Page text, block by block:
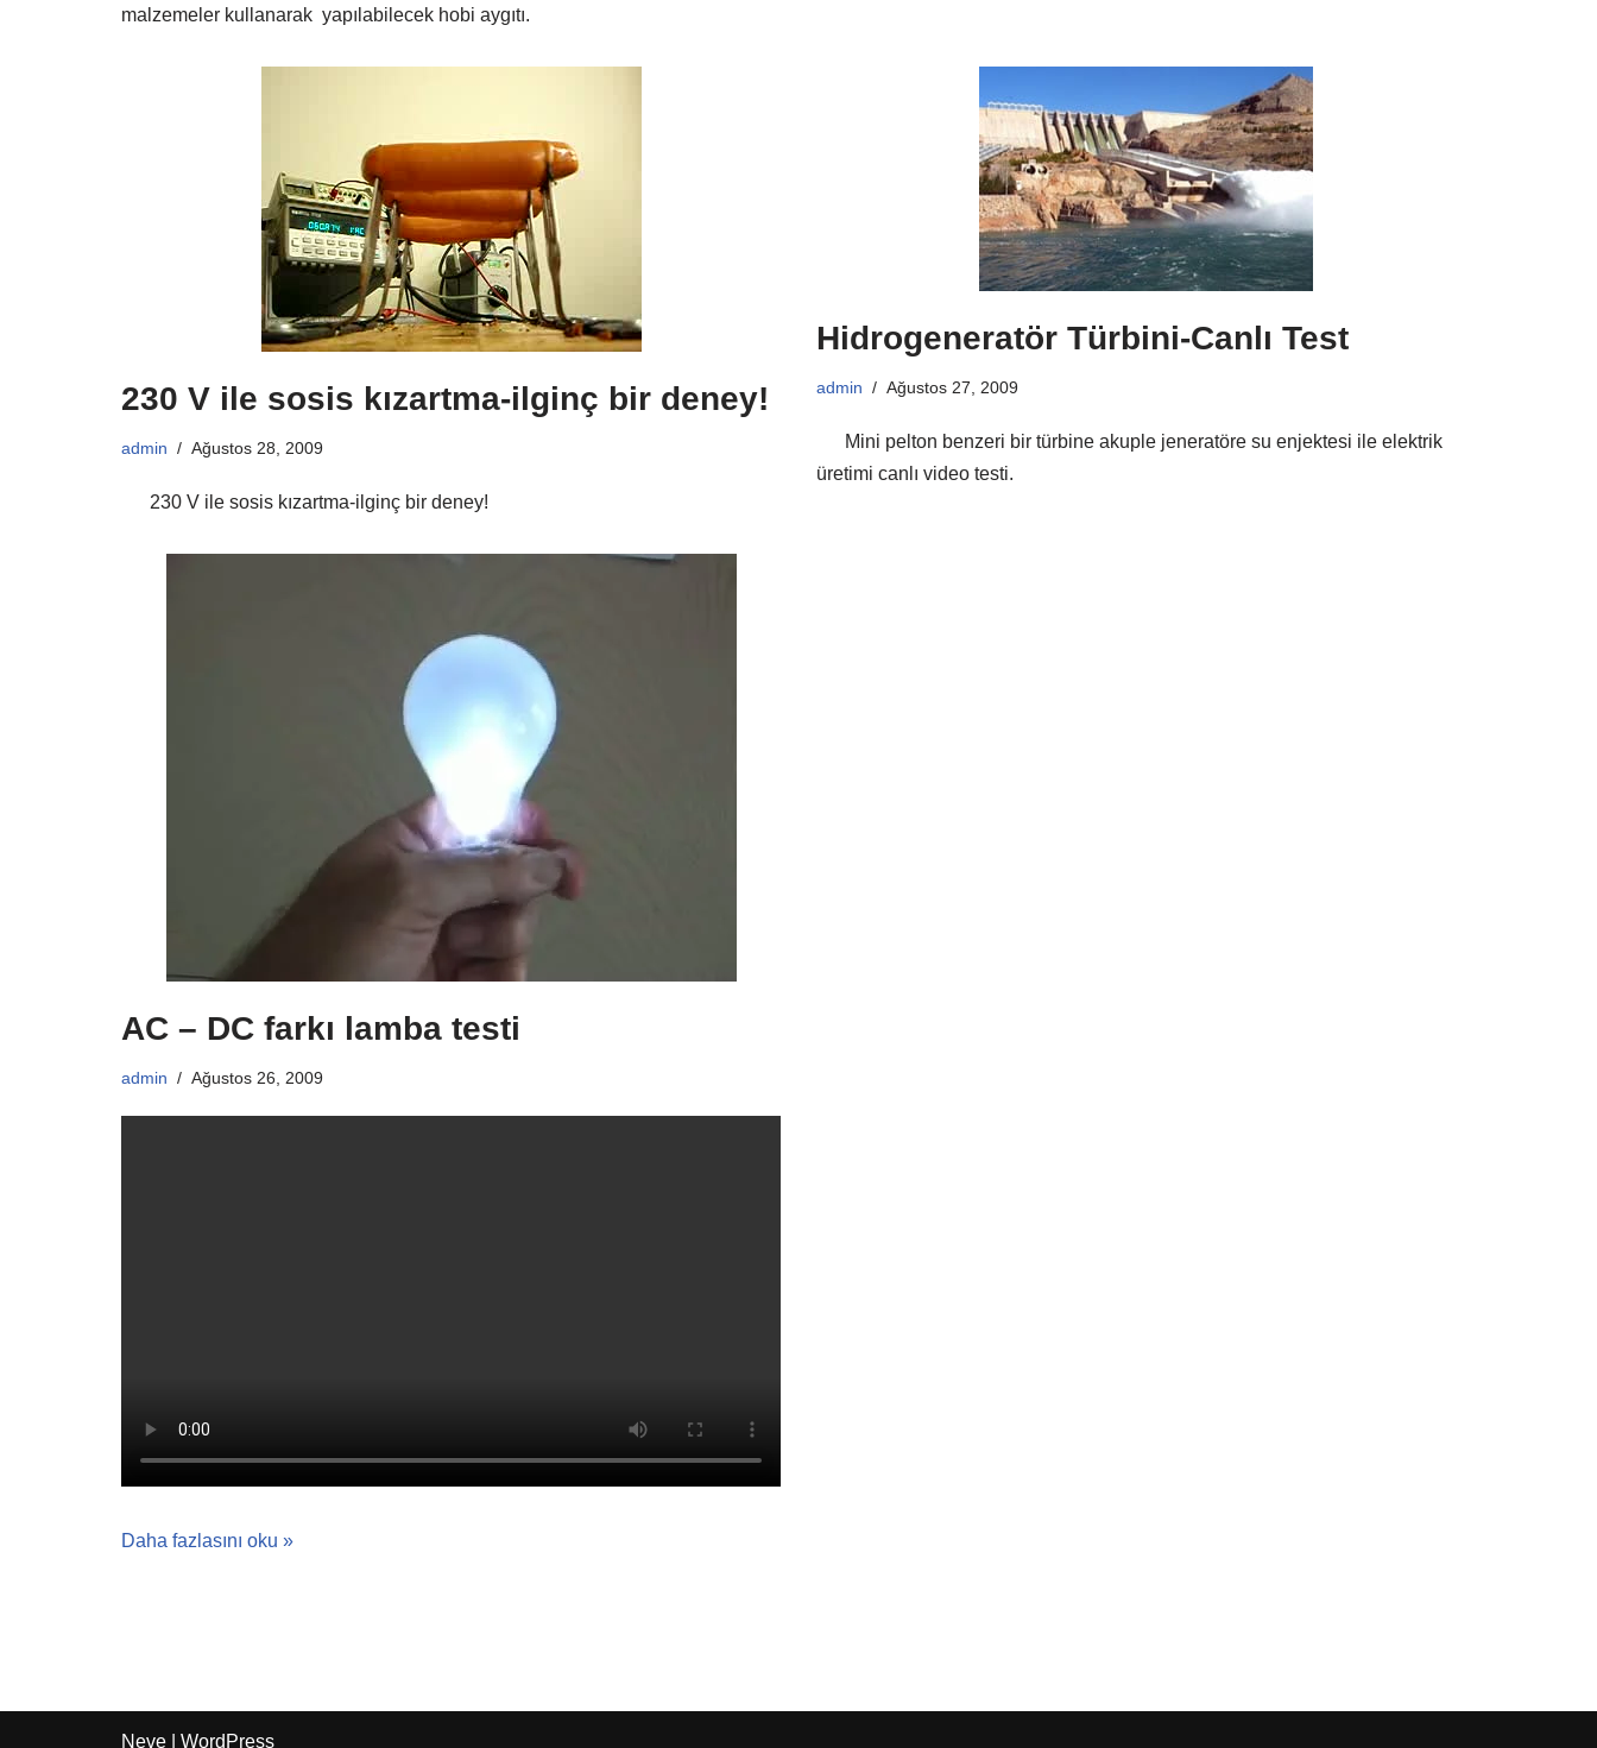
malzemeler kullanarak yapılabilecek hobi aygıtı.
230 V ile sosis kızartma-ilginç bir deney!
admin Ağustos 28, 2009
230 V ile sosis kızartma-ilginç bir deney!
Hidrogeneratör Türbini-Canlı Test
admin Ağustos 27, 2009
Mini pelton benzeri bir türbine akuple jeneratöre su enjektesi ile elektrik
üretimi canlı video testi.
AC – DC farkı lamba testi
admin Ağustos 26, 2009
Daha fazlasını oku »
Neve WordPress